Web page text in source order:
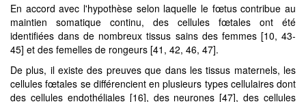
En accord avec l'hypothèse selon laquelle le fœtus contribue au
maintien somatique continu, des cellules fœtales ont été
identifiées dans de nombreux tissus sains des femmes [10, 43-
45] et des femelles de rongeurs [41, 42, 46, 47].
De plus, il existe des preuves que dans les tissus maternels, les
cellules fœtales se différencient en plusieurs types cellulaires dont
des cellules endothéliales [16], des neurones [47], des cellules